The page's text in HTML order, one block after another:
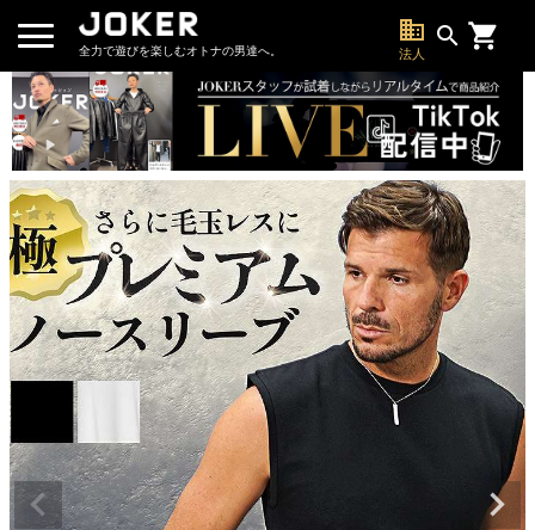
全力で遊びを楽しむオトナの男達へ。
business
法人
search